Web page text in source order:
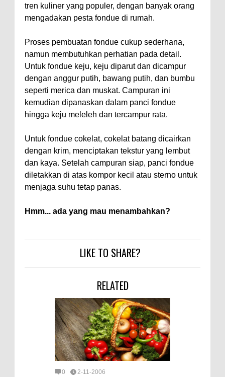
tren kuliner yang populer, dengan banyak orang
mengadakan pesta fondue di rumah.
Proses pembuatan fondue cukup sederhana,
namun membutuhkan perhatian pada detail.
Untuk fondue keju, keju diparut dan dicampur
dengan anggur putih, bawang putih, dan bumbu
seperti merica dan muskat. Campuran ini
kemudian dipanaskan dalam panci fondue
hingga keju meleleh dan tercampur rata.
Untuk fondue cokelat, cokelat batang dicairkan
dengan krim, menciptakan tekstur yang lembut
dan kaya. Setelah campuran siap, panci fondue
diletakkan di atas kompor kecil atau sterno untuk
menjaga suhu tetap panas.
Hmm... ada yang mau menambahkan?
LIKE TO SHARE?
RELATED
0 2-11-2006